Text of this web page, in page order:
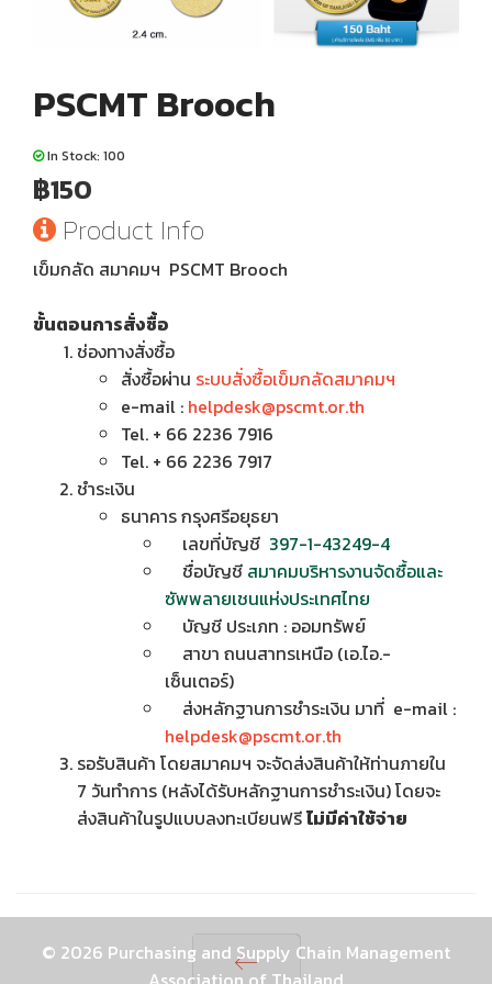
PSCMT Brooch
In Stock: 100
฿150
Product Info
เข็มกลัด สมาคมฯ PSCMT Brooch
ขั้นตอนการสั่งซื้อ
ช่องทางสั่งซื้อ
สั่งซื้อผ่าน ระบบสั่งซื้อเข็มกลัดสมาคมฯ
e-mail : helpdesk@pscmt.or.th
Tel. + 66 2236 7916
Tel. + 66 2236 7917
ชำระเงิน
ธนาคาร กรุงศรีอยุธยา
เลขที่บัญชี 397-1-43249-4
ชื่อบัญชี สมาคมบริหารงานจัดซื้อและ
ซัพพลายเชนแห่งประเทศไทย
บัญชี ประเภท : ออมทรัพย์
สาขา ถนนสาทรเหนือ (เอ.ไอ.-
เซ็นเตอร์)
ส่งหลักฐานการชำระเงิน มาที่ e-mail :
helpdesk@pscmt.or.th
รอรับสินค้า โดยสมาคมฯ จะจัดส่งสินค้าให้ท่านภายใน
7 วันทำการ (หลังได้รับหลักฐานการชำระเงิน) โดยจะ
ส่งสินค้าในรูปแบบลงทะเบียนฟรีไม่มีค่าใช้จ่าย
© 2026 Purchasing and Supply Chain Management